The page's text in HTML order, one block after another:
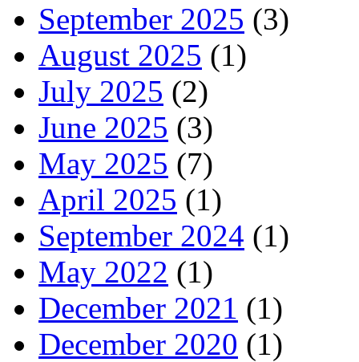
September 2025 (3)
August 2025 (1)
July 2025 (2)
June 2025 (3)
May 2025 (7)
April 2025 (1)
September 2024 (1)
May 2022 (1)
December 2021 (1)
December 2020 (1)